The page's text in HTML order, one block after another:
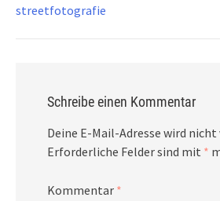
streetfotografie
Schreibe einen Kommentar
Deine E-Mail-Adresse wird
Erforderliche Felder sind mit *
Kommentar *